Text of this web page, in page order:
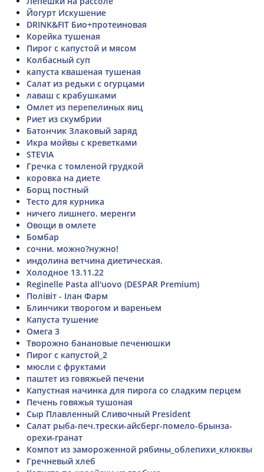
Йогурт Искушение
DRINK&FIT Био+протеиновая
Корейка тушеная
Пирог с капустой и мясом
Колбасный суп
капуста квашеная тушеная
Салат из редьки с огурцами
лаваш с крабушками
Омлет из перепелиных яиц
Риет из скумбрии
Батончик Злаковый заряд
Икра мойвы с креветками
STEVIA
Гречка с томленой грудкой
коровка на диете
Борщ постный
Тесто для курника
ничего лишнего. меренги
Овощи в омлете
Бомбар
сочни. можно?нужно!
индолина ветчина диетическая.
Холодное 13.11.22
Reginelle Pasta all'uovo (DESPAR Premium)
Полівіт - Ілан Фарм
Блинчики творогом и вареньем
Капуста тушение
Омега 3
Творожно банановые печенюшки
Пирог с капустой_2
мюсли с фруктами
паштет из говяжьей печени
Капустная начинка для пирога со сладким перцем
Печень говяжья тушоная
Сыр Плавленный Сливочный President
Салат рыба-печ.трески-айсберг-помело-брынза-
орехи-гранат
Компот из замороженной рябины_облепихи_клюквы
Гречневый хлеб